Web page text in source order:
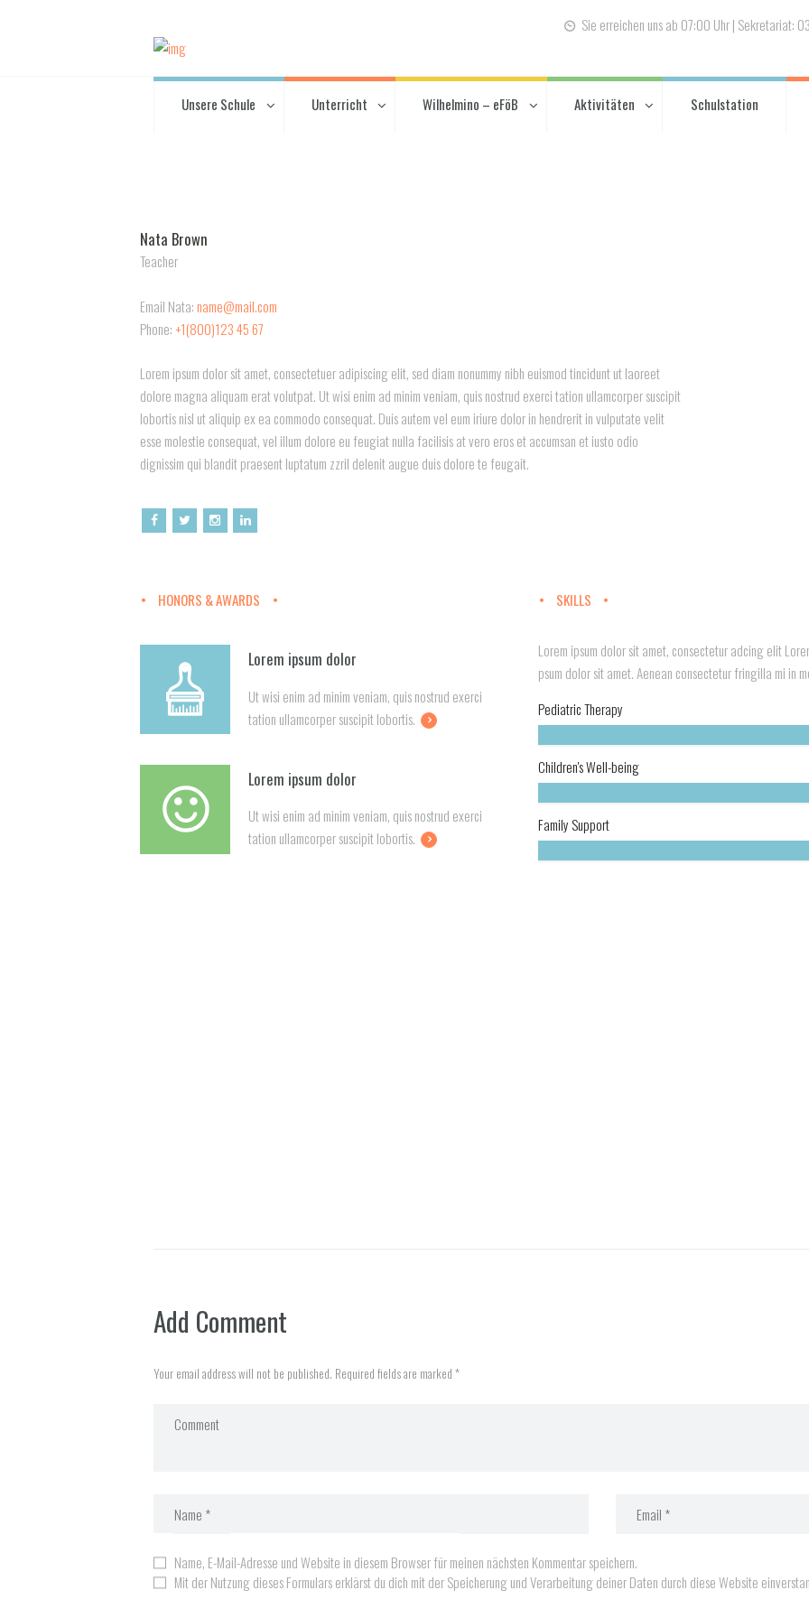
Sie erreichen uns ab 07:00 Uhr | Sekretariat:
Unsere Schule Unterricht Wilhelmino – eFöB Aktivitäten Schulstation
Nata Brown
Teacher
Email Nata:name@mail.com
Phone:+1(800)123 45 67
Lorem ipsum dolor sit amet, consectetuer adipiscing elit, sed diam nonummy nibh euismod tincidunt ut laoreet
dolore magna aliquam erat volutpat. Ut wisi enim ad minim veniam, quis nostrud exerci tation ullamcorper suscipit
lobortis nisl ut aliquip ex ea commodo consequat. Duis autem vel eum iriure dolor in hendrerit in vulputate velit
esse molestie consequat, vel illum dolore eu feugiat nulla facilisis at vero eros et accumsan et iusto odio
dignissim qui blandit praesent luptatum zzril delenit augue duis dolore te feugait.
HONORS & AWARDS
Lorem ipsum dolor
Ut wisi enim ad minim veniam, quis nostrud exerci
tation ullamcorper suscipit lobortis.
Lorem ipsum dolor
Ut wisi enim ad minim veniam, quis nostrud exerci
tation ullamcorper suscipit lobortis.
SKILLS
Lorem ipsum dolor sit amet, consectetur adcing elit
psum dolor sit amet. Aenean consectetur fringilla mi in
Pediatric Therapy
Children's Well-being
Family Support
Add Comment
Your email address will not be published. Required fields are marked *
Name, E-Mail-Adresse und Website in diesem Browser für meinen nächsten Kommentar speichern.
Mit der Nutzung dieses Formulars erklärst du dich mit der Speicherung und Verarbeitung deiner Daten durch diese Website